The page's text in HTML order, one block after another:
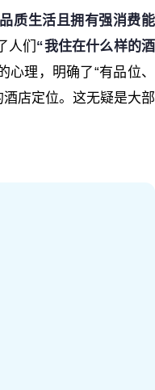
质生活且拥有强消费能
人们 “我住在什么样的酒
心理，明确了“有品位、
店定位。这无疑是大部